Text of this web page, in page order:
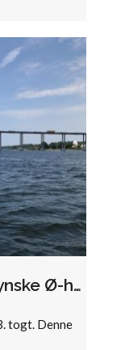
3. Sommertogt - Det Sydfynske Ø-hav
togt. Denne